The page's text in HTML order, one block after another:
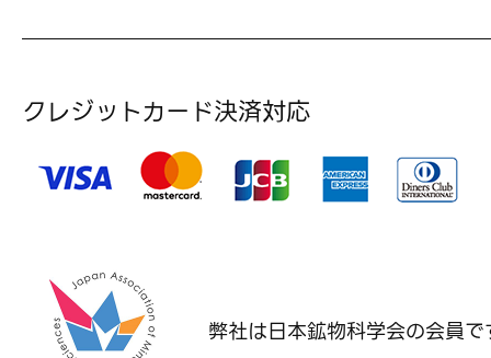
クレジットカード決済対応
弊社は日本鉱物科学会の会員で